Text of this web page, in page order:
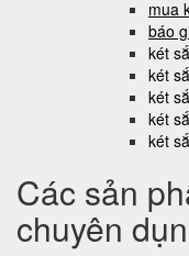
mua
báo
két
két
két
két
két
Các sản
chuyên